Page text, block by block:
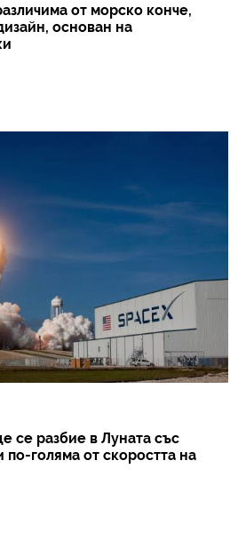
от морско конче,
основан на
се разбие в Луната със
по-голяма от скоростта на